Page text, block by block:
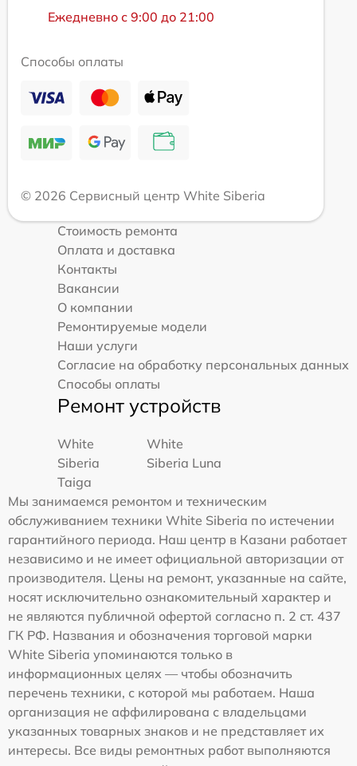
Ежедневно с 9:00 до 21:00
Способы оплаты
© 2026 Сервисный центр White Siberia
Стоимость ремонта
Оплата и доставка
Контакты
Вакансии
О компании
Ремонтируемые модели
Наши услуги
Согласие на обработку персональных данных
Способы оплаты
Ремонт устройств
White
Siberia
Taiga
White
Siberia Luna
Мы занимаемся ремонтом и техническим
обслуживанием техники White Siberia по истечении
гарантийного периода. Наш центр в Казани работает
независимо и не имеет официальной авторизации от
производителя. Цены на ремонт, указанные на сайте,
носят исключительно ознакомительный характер и
не являются публичной офертой согласно п. 2 ст. 437
ГК РФ. Названия и обозначения торговой марки
White Siberia упоминаются только в
информационных целях — чтобы обозначить
перечень техники, с которой мы работаем. Наша
организация не аффилирована с владельцами
указанных товарных знаков и не представляет их
интересы. Все виды ремонтных работ выполняются